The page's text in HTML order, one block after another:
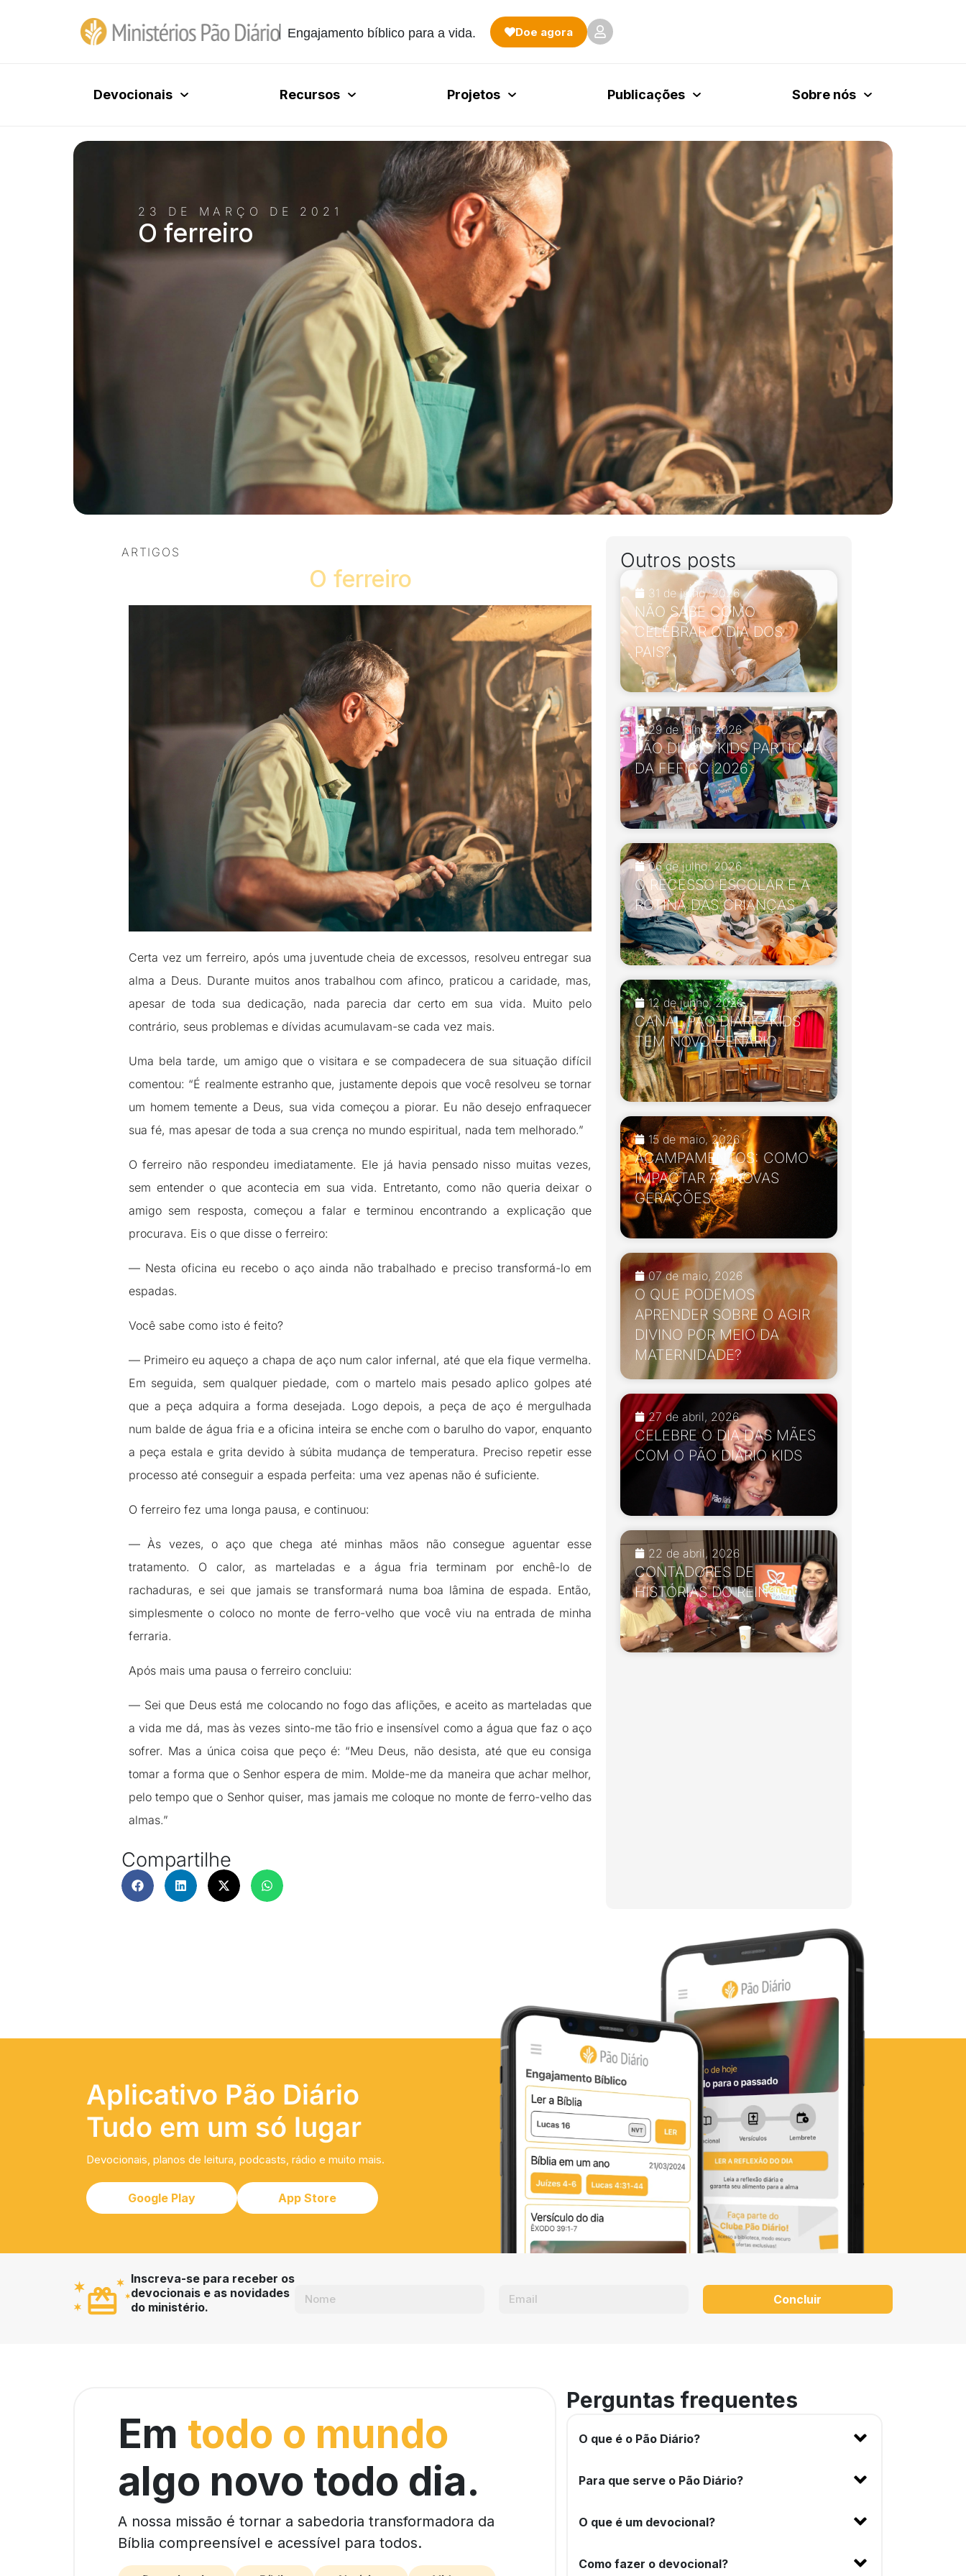
Engajamento bíblico para a vida. Doe agora
Devocionais Recursos Projetos Publicações Sobre nós
23 DE MARÇO DE 2021
O ferreiro
ARTIGOS
O ferreiro
Certa vez um ferreiro, após uma juventude cheia de excessos, resolveu entregar sua
alma a Deus. Durante muitos anos trabalhou com afinco, praticou a caridade, mas,
apesar de toda sua dedicação, nada parecia dar certo em sua vida. Muito pelo
contrário, seus problemas e dívidas acumulavam-se cada vez mais.
Uma bela tarde, um amigo que o visitara e se compadecera de sua situação difícil
comentou: “É realmente estranho que, justamente depois que você resolveu se tornar
um homem temente a Deus, sua vida começou a piorar. Eu não desejo enfraquecer
sua fé, mas apesar de toda a sua crença no mundo espiritual, nada tem melhorado.”
O ferreiro não respondeu imediatamente. Ele já havia pensado nisso muitas vezes,
sem entender o que acontecia em sua vida. Entretanto, como não queria deixar o
amigo sem resposta, começou a falar e terminou encontrando a explicação que
procurava. Eis o que disse o ferreiro:
— Nesta oficina eu recebo o aço ainda não trabalhado e preciso transformá-lo em
espadas.
Você sabe como isto é feito?
— Primeiro eu aqueço a chapa de aço num calor infernal, até que ela fique vermelha.
Em seguida, sem qualquer piedade, com o martelo mais pesado aplico golpes até
que a peça adquira a forma desejada. Logo depois, a peça de aço é mergulhada
num balde de água fria e a oficina inteira se enche com o barulho do vapor, enquanto
a peça estala e grita devido à súbita mudança de temperatura. Preciso repetir esse
processo até conseguir a espada perfeita: uma vez apenas não é suficiente.
O ferreiro fez uma longa pausa, e continuou:
— Às vezes, o aço que chega até minhas mãos não consegue aguentar esse
tratamento. O calor, as marteladas e a água fria terminam por enchê-lo de
rachaduras, e sei que jamais se transformará numa boa lâmina de espada. Então,
simplesmente o coloco no monte de ferro-velho que você viu na entrada de minha
ferraria.
Após mais uma pausa o ferreiro concluiu:
— Sei que Deus está me colocando no fogo das aflições, e aceito as marteladas que
a vida me dá, mas às vezes sinto-me tão frio e insensível como a água que faz o aço
sofrer. Mas a única coisa que peço é: “Meu Deus, não desista, até que eu consiga
tomar a forma que o Senhor espera de mim. Molde-me da maneira que achar melhor,
pelo tempo que o Senhor quiser, mas jamais me coloque no monte de ferro-velho das
almas.”
Compartilhe
Outros posts
31 de julho, 2026
NÃO SABE COMO
CELEBRAR O DIA DOS
PAIS?
29 de julho, 2026
PÃO DIÁRIO KIDS PARTICIPA
DA FEFICC 2026
06 de julho, 2026
O RECESSO ESCOLAR E A
ROTINA DAS CRIANÇAS
12 de junho, 2026
CANAL PÃO DIÁRIO KIDS
TEM NOVO CENÁRIO
15 de maio, 2026
ACAMPAMENTOS: COMO
IMPACTAR AS NOVAS
GERAÇÕES
07 de maio, 2026
O QUE PODEMOS
APRENDER SOBRE O AGIR
DIVINO POR MEIO DA
MATERNIDADE?
27 de abril, 2026
CELEBRE O DIA DAS MÃES
COM O PÃO DIÁRIO KIDS
22 de abril, 2026
CONTADORES DE
HISTÓRIAS DO REINO
Aplicativo Pão Diário
Tudo em um só lugar
Devocionais, planos de leitura, podcasts, rádio e muito mais.
Google Play App Store
Inscreva-se para receber os
devocionais e as novidades
do ministério.
Concluir
Em todo o mundo
algo novo todo dia.
A nossa missão é tornar a sabedoria transformadora da
Bíblia compreensível e acessível para todos.
Perguntas frequentes
O que é o Pão Diário?
Para que serve o Pão Diário?
O que é um devocional?
Como fazer o devocional?